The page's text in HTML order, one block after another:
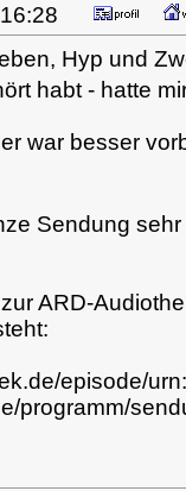
16:28
Hyp und
habt - hatte
war besser
Sendung
ARD-
episode/
programm/